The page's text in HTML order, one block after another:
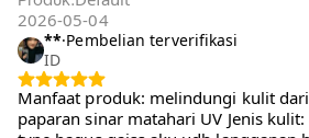
2026-05-04
**·Pembelian terverifikasi
ID
Manfaat produk: melindungi kulit dari
sinar matahari UV Jenis kulit: all skin